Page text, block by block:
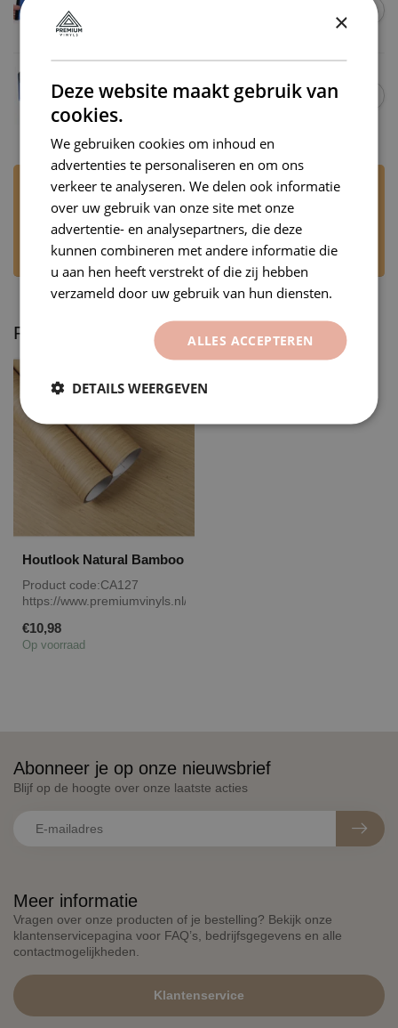
Vinyl Wrap Gereedschap Set
€10,45
Heb je vragen over dit product?
Stuur ons een WhatsApp via +31 6 53707905 of
mail naar
rj@premiumvinyls.nl
. Wij
beantwoorden uw bericht op werkdagen, tijdens
kantooruren.
Recent bekeken
Houtlook Natural Bamboo
Product code:CA127
https://www.premiumvinyls.nl/samples.html
€10,98
Op voorraad
Meer informatie
Vragen over onze producten of je bestelling? Bekijk onze
klantenservicepagina voor FAQ’s, bedrijfsgegevens en alle
contactmogelijkheden.
Klantenservice
Abonneer je op onze nieuwsbrief
Blijf op de hoogte over onze laatste acties
×
Deze website maakt gebruik van
cookies.
We gebruiken cookies om inhoud en
advertenties te personaliseren en om ons
verkeer te analyseren. We delen ook informatie
over uw gebruik van onze site met onze
advertentie- en analysepartners, die deze
kunnen combineren met andere informatie die
u aan hen heeft verstrekt of die zij hebben
verzameld door uw gebruik van hun diensten.
ALLES ACCEPTEREN
DETAILS WEERGEVEN